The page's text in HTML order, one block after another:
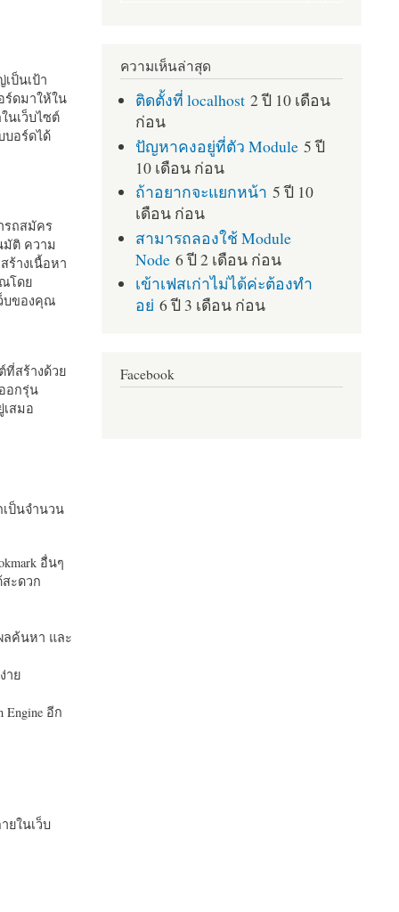
ป็นเป้า
ร์ดมาให้ใน
นเว็บไซต์
บอร์ดได้
รถสมัคร
มัติ ความ
ร้างเนื้อหา
ณโดย
บของคุณ
ที่สร้างด้วย
อกรุ่น
สมอ
ป็นจำนวน
อื่นๆ
สะดวก
ลค้นหา และ
าย
อีก
ยในเว็บ
ความเห็นล่าสุด
ติดตั้งที่ localhost 2 ปี 10 เดือน
ก่อน
ปัญหาคงอยู่ที่ตัว Module 5 ปี
10 เดือน ก่อน
ถ้าอยากจะแยกหน้า 5 ปี 10
เดือน ก่อน
สามารถลองใช้ Module
Node 6 ปี 2 เดือน ก่อน
เข้าเฟสเก่าไม่ได้ค่ะต้องทำ
อย่ 6 ปี 3 เดือน ก่อน
Facebook